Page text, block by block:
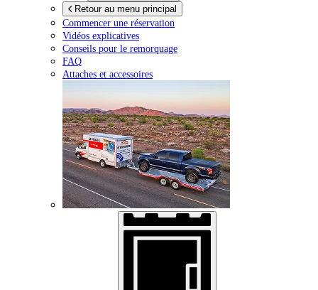
Retour au menu principal
Commencer une réservation
Vidéos explicatives
Conseils pour le remorquage
FAQ
Attaches et accessoires